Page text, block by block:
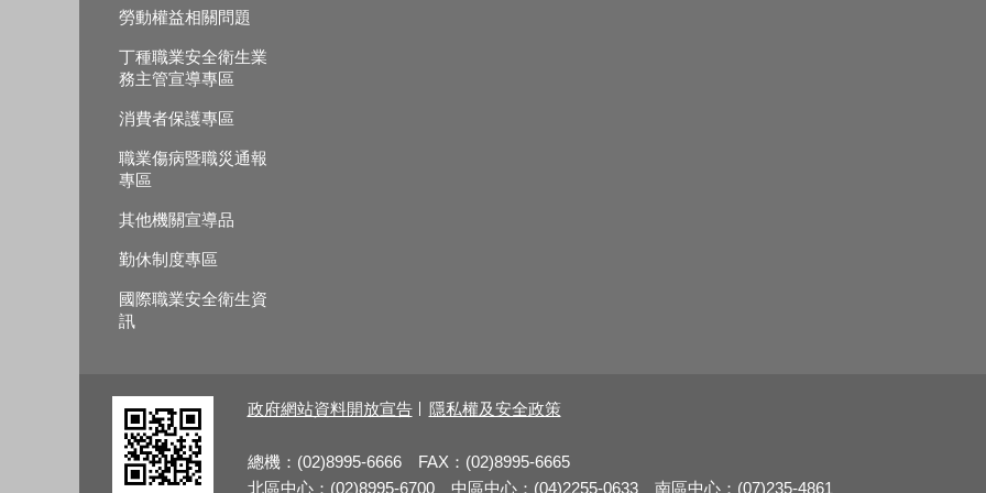
勞動權益相關問題
丁種職業安全衛生業
務主管宣導專區
消費者保護專區
職業傷病暨職災通報
專區
其他機關宣導品
勤休制度專區
國際職業安全衛生資
訊
政府網站資料開放宣告 隱私權及安全政策
總機：(02)8995-6666 FAX：(02)8995-6665
北區中心：(02)8995-6700 中區中心：(04)2255-0633 南區中心：(07)235-4861